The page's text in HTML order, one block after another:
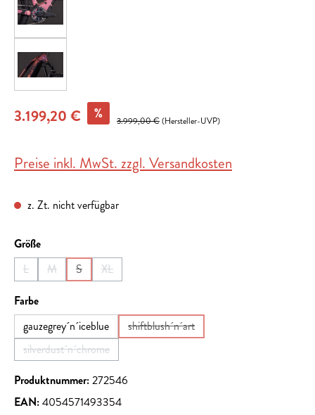
3.199,20 € % 3.999,00 €(Hersteller-UVP)
Preise inkl. MwSt. zzgl. Versandkosten
z. Zt. nicht verfügbar
Größeauswählen
L
(Diese Option ist zurzeit nicht verfügbar.)
M
(Diese Option ist zurzeit nicht verfügbar.)
S
(Diese Option ist zurzeit nicht verfügbar.)
XL
(Diese Option ist zurzeit nicht verfügbar.)
Farbeauswählen
gauzegrey´n´iceblue
shiftblush´n´art
(Diese Option ist zurzeit nicht
silverdust´n´chrome
(Diese Option ist zurzeit nicht verfügbar.)
Produktnummer:272546
EAN:4054571493354